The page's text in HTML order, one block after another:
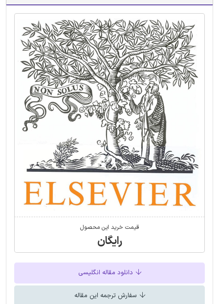
قیمت خرید این محصول
رایگان
دانلود مقاله انگلیسی
سفارش ترجمه این مقاله